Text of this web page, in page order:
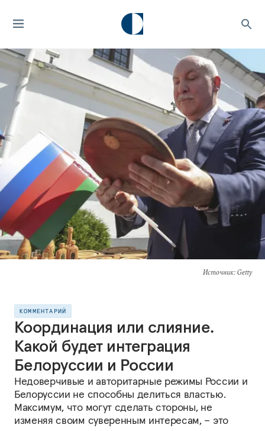
Источник: Getty
КОММЕНТАРИЙ
Координация или слияние.
Какой будет интеграция
Белоруссии и России
Недоверчивые и авторитарные режимы России и
Белоруссии не способны делиться властью.
Максимум, что могут сделать стороны, не
изменяя своим суверенным интересам, – это